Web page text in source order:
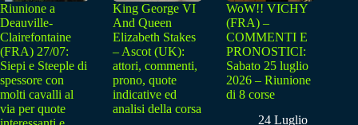
Riunione a
Deauville-
Clairefontaine
(FRA) 27/07:
Siepi e Steeple di
spessore con
molti cavalli al
via per quote
King George VI
And Queen
Elizabeth Stakes
– Ascot (UK):
attori, commenti,
prono, quote
indicative ed
analisi della corsa
WoW!! VICHY
(FRA) –
COMMENTI E
PRONOSTICI:
Sabato 25 luglio
2026 – Riunione
di 8 corse
24 Luglio